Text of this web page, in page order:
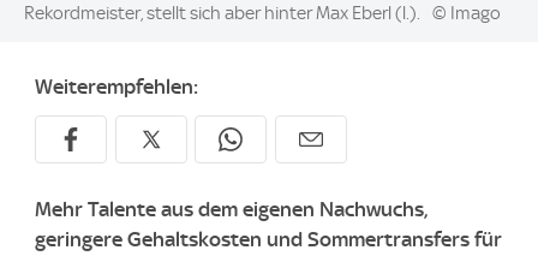
Rekordmeister, stellt sich aber hinter Max Eberl (l.).
© Imago
Weiterempfehlen:
Mehr Talente aus dem eigenen Nachwuchs,
geringere Gehaltskosten und Sommertransfers für